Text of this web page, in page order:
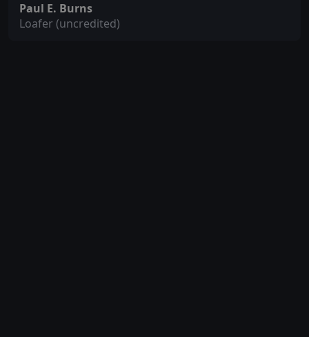
Paul E. Burns
Loafer (uncredited)